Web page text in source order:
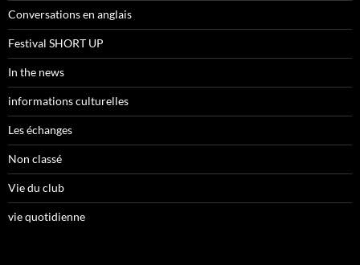
Conversations en anglais
Festival SHORT UP
In the news
informations culturelles
Les échanges
Non classé
Vie du club
vie quotidienne